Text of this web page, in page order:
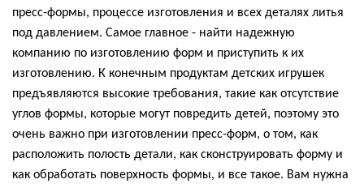
пресс-формы, процессе изготовления и всех деталях литья
под давлением. Самое главное - найти надежную
компанию по изготовлению форм и приступить к их
изготовлению. К конечным продуктам детских игрушек
предъявляются высокие требования, такие как отсутствие
углов формы, которые могут повредить детей, поэтому это
очень важно при изготовлении пресс-форм, о том, как
расположить полость детали, как сконструировать форму и
как обработать поверхность формы, и все такое. Вам нужна